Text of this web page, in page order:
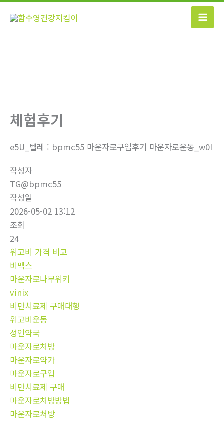
콘
체험후기
e5U_텔레 : bpmc55 마운자로구입후기 마운자로운동_w0I
작성자
TG@bpmc55
작성일
2026-05-02 13:12
조회
24
위고비 가격 비교
비맥스
마운자로나무위키
vinix
비만치료제 구매대행
위고비운동
성인약국
마운자로처방
마운자로약가
마운자로구입
비만치료제 구매
마운자로처방방법
마운자로처방